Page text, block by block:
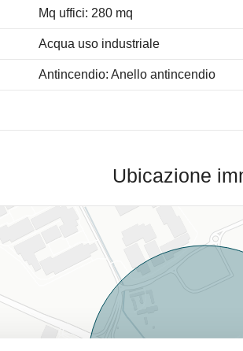
Mq uffici: 280 mq
Acqua uso industriale
Antincendio: Anello antincendio
Ubicazione